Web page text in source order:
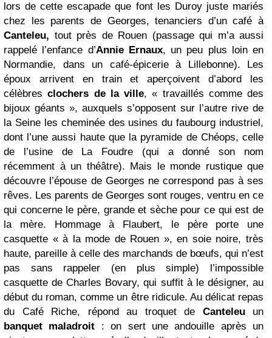
lors de cette escapade que font les Duroy juste mariés
chez les parents de Georges, tenanciers d’un café à
Canteleu, tout près de Rouen (passage qui m’a aussi
rappelé l’enfance d’Annie Ernaux, un peu plus loin en
Normandie, dans un café-épicerie à Lillebonne). Les
époux arrivent en train et aperçoivent d’abord les
célèbresclochers de la ville, « travaillés comme des
bijoux géants », auxquels s’opposent sur l’autre rive de
la Seine les cheminée des usines du faubourg industriel,
dont l’une aussi haute que la pyramide de Chéops, celle
de l’usine de La Foudre (qui a donné son nom
récemment à un théâtre). Mais le monde rustique que
découvre l’épouse de Georges ne correspond pas à ses
rêves. Les parents de Georges sont rouges, ventru en ce
qui concerne le père, grande et sèche pour ce qui est de
la mère. Hommage à Flaubert, le père porte une
casquette « à la mode de Rouen », en soie noire, très
haute, pareille à celle des marchands de bœufs, qui n’est
pas sans rappeler (en plus simple) l’impossible
casquette de Charles Bovary, qui suffit à le désigner, au
début du roman, comme un être ridicule. Au délicat repas
du Café Riche, répond au troquet de Canteleuun
banquet maladroit : on sert une andouille après un